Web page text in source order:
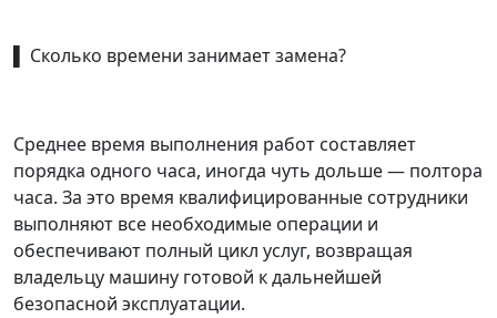
▌ Сколько времени занимает замена?
Среднее время выполнения работ составляет
порядка одного часа, иногда чуть дольше — полтора
часа. За это время квалифицированные сотрудники
выполняют все необходимые операции и
обеспечивают полный цикл услуг, возвращая
владельцу машину готовой к дальнейшей
безопасной эксплуатации.